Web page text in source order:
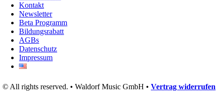
Kontakt
Newsletter
Beta Programm
Bildungsrabatt
AGBs
Datenschutz
Impressum
© All rights reserved. • Waldorf Music GmbH • Vertrag widerrufen